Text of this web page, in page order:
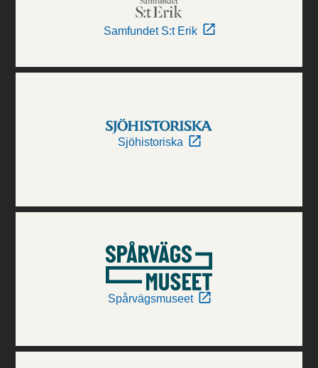
Samfundet S:t Erik
Sjöhistoriska
Spårvägsmuseet